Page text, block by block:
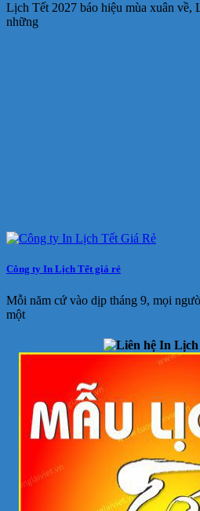
Lịch Tết 2027 báo hiệu mùa xuân về,
những
Công ty In Lịch Tết giá rẻ
Mỗi năm cứ vào dịp tháng 9, mọi
một